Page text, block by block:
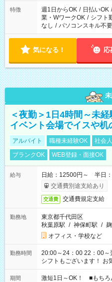
特徴 週1日からOK / 日払いOK /
業・WワークOK / シフト
なし / パソコンスキル不要
気になる！ 応
＜夜勤＞1日4時間～未
イベント会場でイスや机
アルバイト 職種未経験OK 社会
ブランクOK
WEB登録・面接OK
給与
日給：12500円～ 半日
交通費別途支給あり
交通費 交通費規定支給
勤務地
東京都千代田区
秋葉原駅 / 神保町駅 /
オフィス・学校など
勤務時間
20:00～24：00 22：00～翌
シフトもございます！ お
期間
激短1日～OK！ ■もち